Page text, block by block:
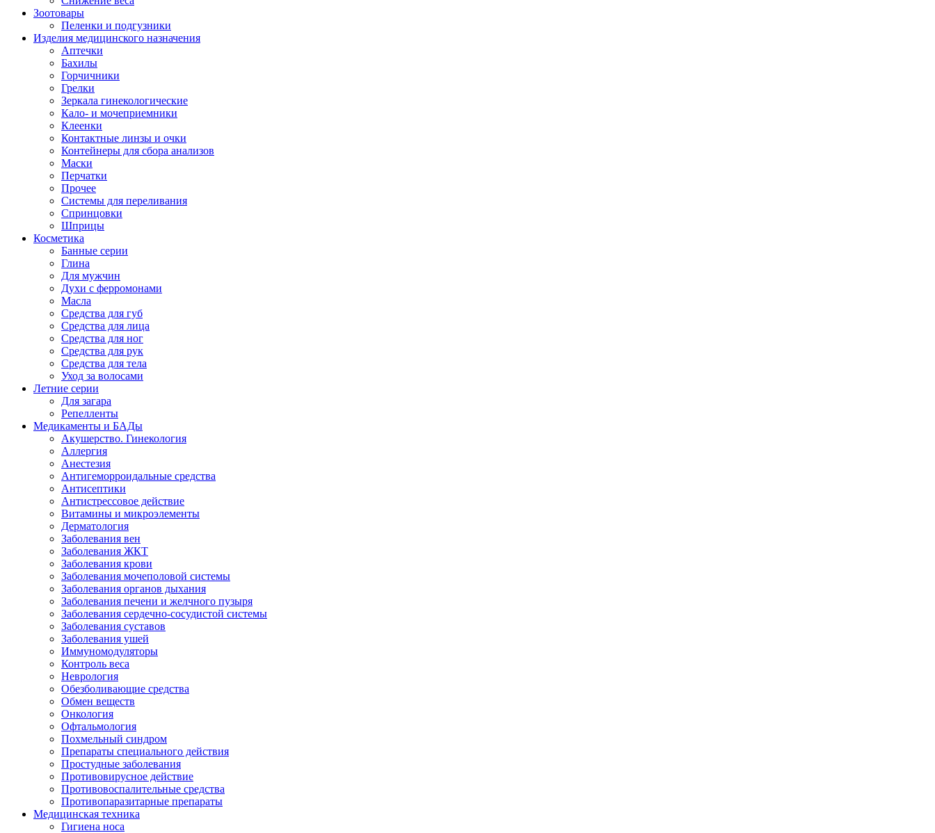
Зоотовары
Пеленки и подгузники
Изделия медицинского назначения
Аптечки
Бахилы
Горчичники
Грелки
Зеркала гинекологические
Кало- и мочеприемники
Клеенки
Контактные линзы и очки
Контейнеры для сбора анализов
Маски
Перчатки
Прочее
Системы для переливания
Спринцовки
Шприцы
Косметика
Банные серии
Глина
Для мужчин
Духи с ферромонами
Масла
Средства для губ
Средства для лица
Средства для ног
Средства для рук
Средства для тела
Уход за волосами
Летние серии
Для загара
Репелленты
Медикаменты и БАДы
Акушерство. Гинекология
Аллергия
Анестезия
Антигеморроидальные средства
Антисептики
Антистрессовое действие
Витамины и микроэлементы
Дерматология
Заболевания вен
Заболевания ЖКТ
Заболевания крови
Заболевания мочеполовой системы
Заболевания органов дыхания
Заболевания печени и желчного пузыря
Заболевания сердечно-сосудистой системы
Заболевания суставов
Заболевания ушей
Иммуномодуляторы
Контроль веса
Неврология
Обезболивающие средства
Обмен веществ
Онкология
Офтальмология
Похмельный синдром
Препараты специального действия
Простудные заболевания
Противовирусное действие
Противовоспалительные средства
Противопаразитарные препараты
Медицинская техника
Гигиена носа